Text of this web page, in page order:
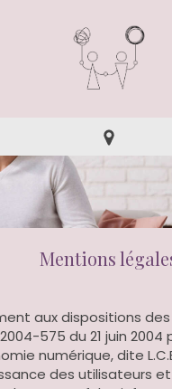
Mentions
aux dispositions des
575 du 21 juin
numérique, dite
des utilisateurs